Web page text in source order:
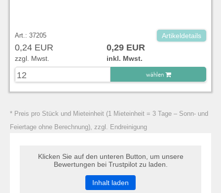
Art.: 37205 Artikeldetails
0,24 EUR 0,29 EUR
zzgl. Mwst.
inkl. Mwst.
wählen
* Preis pro Stück und Mieteinheit (1 Mieteinheit = 3 Tage – Sonn- und
Feiertage ohne Berechnung), zzgl. Endreinigung
Klicken Sie auf den unteren Button, um unsere
Bewertungen bei Trustpilot zu laden.
Inhalt laden